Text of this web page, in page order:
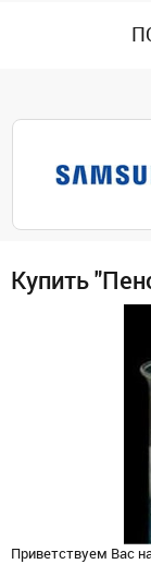
Купить
Приветствуем Вас